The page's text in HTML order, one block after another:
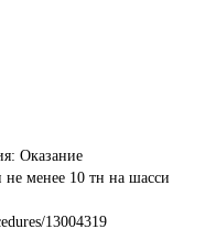
Оказание
не менее 10 тн на шасси
13004319